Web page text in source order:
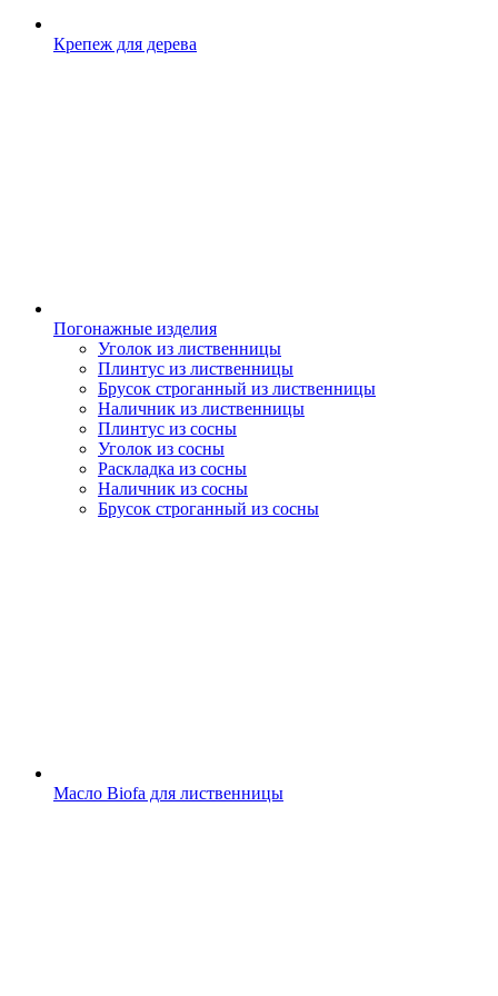
Крепеж для дерева
Погонажные изделия
Уголок из лиственницы
Плинтус из лиственницы
Брусок строганный из лиственницы
Наличник из лиственницы
Плинтус из сосны
Уголок из сосны
Раскладка из сосны
Наличник из сосны
Брусок строганный из сосны
Масло Biofa для лиственницы